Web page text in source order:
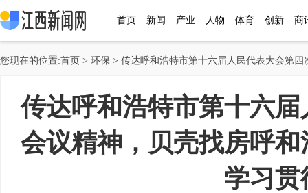
首页 新闻 产业 人物 体育 创新 商
您现在的位置:首页 > 环保 > 传达呼和浩特市第十六届人民代表大会第
传达呼和浩特市第十六
会议精神，贝壳找房呼
学习贯